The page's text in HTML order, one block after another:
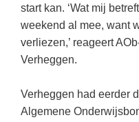
Augustus 2026
Juli 2026
Juni 2026
April 2026
DGM in de klas
Lichamelijke
Economie (12)
VACATURES PER
Rotterdam (42)
Rebussen
Engels
Filosofie
Frans
Geschiedenis
Ontdek Memo
Maak uw
Rekentuin: altijd
Taalzee:
Theater als
start kan. ‘Wat mij
weekend al mee, want
verliezen,’ reageert
Verheggen.
Verheggen had eerder
Algemene